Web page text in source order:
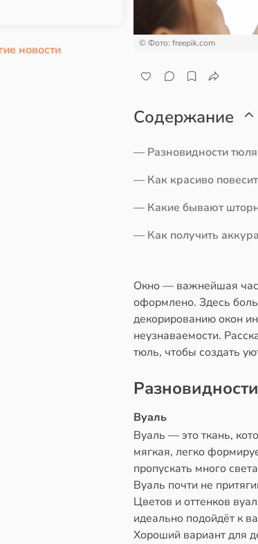
новости © Фото: freepik.com
Содержание
— Разновидности тюля
— Как красиво
— Какие бывают
— Как получить
Окно — важнейшая
оформлено. Здесь
декорированию окон
неузнаваемости.
тюль, чтобы создать
Вуаль
Вуаль — это ткань,
мягкая, легко
пропускать много
Вуаль почти не
Цветов и оттенков
идеально подойдёт к
Хороший вариант для